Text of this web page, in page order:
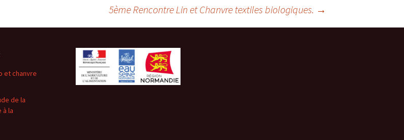
5ème Rencontre Lin et Chanvre textiles biologiques. →
et chanvre
de la
à la